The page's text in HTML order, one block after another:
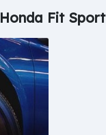
Honda Fit Sport